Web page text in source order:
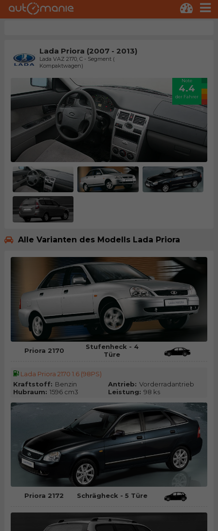
Lada Priora (2007 - 2013)
Lada VAZ 2170, C - Segment (
Kompaktwagen)
Note
4.4
der Fahrer
Alle Varianten des Modells Lada Priora
Priora 2170
Stufenheck - 4
Türe
Lada Priora 2170 1.6 (98PS)
Kraftstoff: Benzin Antrieb: Vorderradantrieb
Hubraum: 1596 cm3 Leistung: 98 ks
Priora 2172 Schrägheck - 5 Türe